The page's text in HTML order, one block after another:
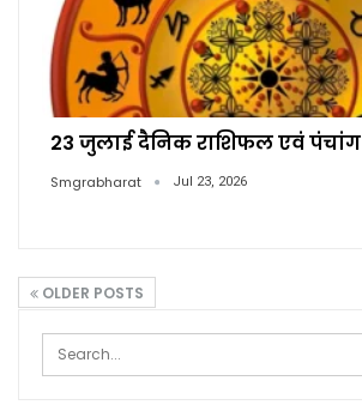
23 जुलाई दैनिक राशिफल एवं पंचांग
Smgrabharat Jul 23, 2026
OLDER POSTS